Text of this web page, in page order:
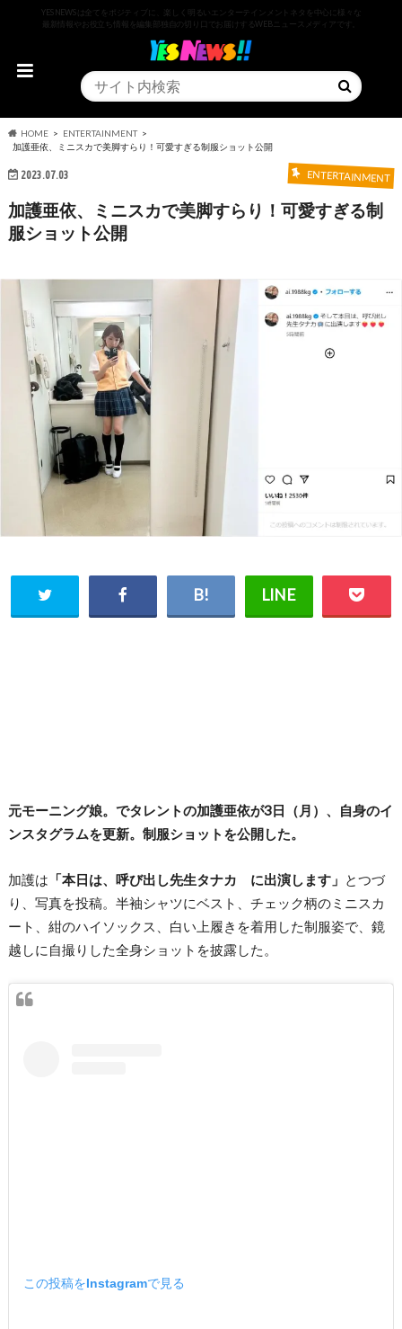
YESNEWSは全てをポジティブに、楽しく明るいエンターテインメントネタを中心に様々な
最新情報やお役立ち情報を編集部独自の切り口でお届けするWEBニュースメディアです。
HOME
ENTERTAINMENT
加護亜依、ミニスカで美脚すらり！可愛すぎる制服ショット公開
2023.07.03 ENTERTAINMENT
加護亜依、ミニスカで美脚すらり！可愛すぎる制
服ショット公開
元モーニング娘。でタレントの加護亜依が3日（月）、自身のイ
ンスタグラムを更新。制服ショットを公開した。
加護は 「本日は、呼び出し先生タナカ に出演します」 とつづ
り、写真を投稿。半袖シャツにベスト、チェック柄のミニスカ
ート、紺のハイソックス、白い上履きを着用した制服姿で、鏡
越しに自撮りした全身ショットを披露した。
この投稿をInstagramで見る